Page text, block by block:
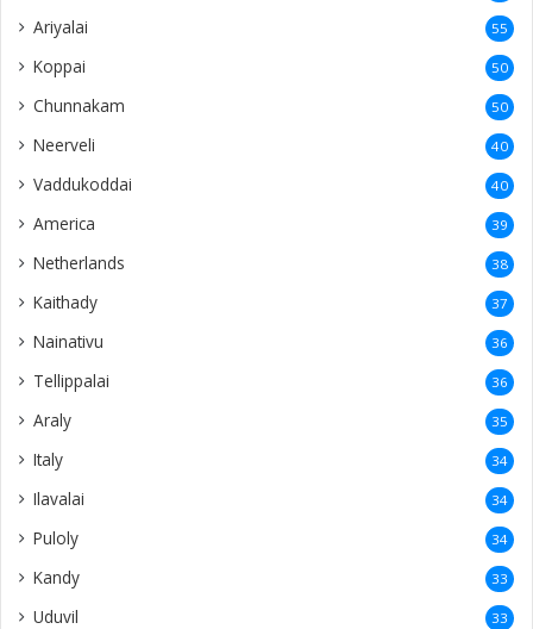
Ariyalai 55
Koppai 50
Chunnakam 50
Neerveli 40
Vaddukoddai 40
America 39
Netherlands 38
Kaithady 37
Nainativu 36
Tellippalai 36
Araly 35
Italy 34
Ilavalai 34
Puloly 34
Kandy 33
Uduvil 33